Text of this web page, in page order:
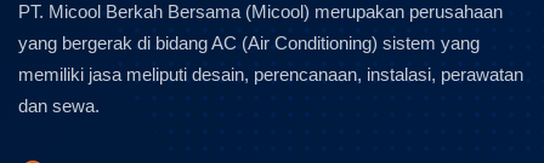
PT. Micool Berkah Bersama (Micool) merupakan perusahaan
yang bergerak di bidang AC (Air Conditioning) sistem yang
memiliki jasa meliputi desain, perencanaan, instalasi, perawatan
dan sewa.